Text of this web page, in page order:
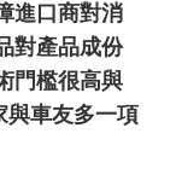
進口商對消
對產品成份
門檻很高與
與車友多一項